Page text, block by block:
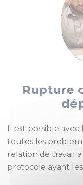
Rupture
Il est possible avec
toutes les
relation de travail
protocole ayant